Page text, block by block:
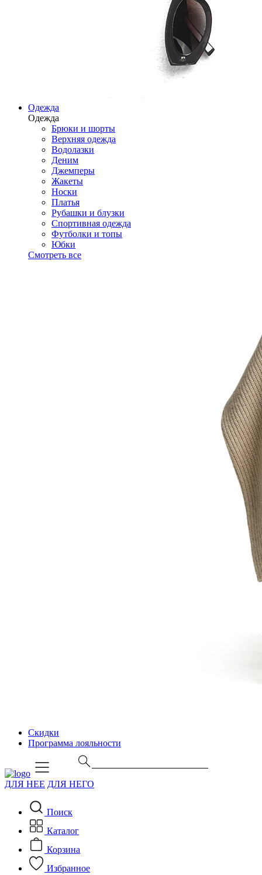
Одежда
Одежда
Брюки и шорты
Верхняя одежда
Водолазки
Деним
Джемперы
Жакеты
Носки
Платья
Рубашки и блузки
Спортивная одежда
Футболки и топы
Юбки
Смотреть все
Скидки
Программа лояльности
ДЛЯ НЕЕ ДЛЯ НЕГО
Поиск
Каталог
Корзина
Избранное